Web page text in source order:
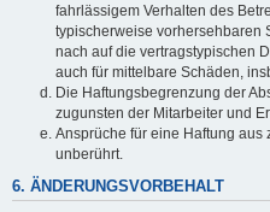
fahrlässigem Verhalten des
typischerweise vorhersehbaren
nach auf die vertragstypischen
auch für mittelbare Schäden,
Die Haftungsbegrenzung der
zugunsten der Mitarbeiter und
Ansprüche für eine Haftung
unberührt.
6. ÄNDERUNGSVORBEHALT